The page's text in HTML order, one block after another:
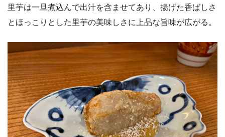
里芋は一旦煮込んで出汁を含ませてあり、揚げた香ばしさ
とほっこりとした里芋の美味しさに上品な旨味が広がる。